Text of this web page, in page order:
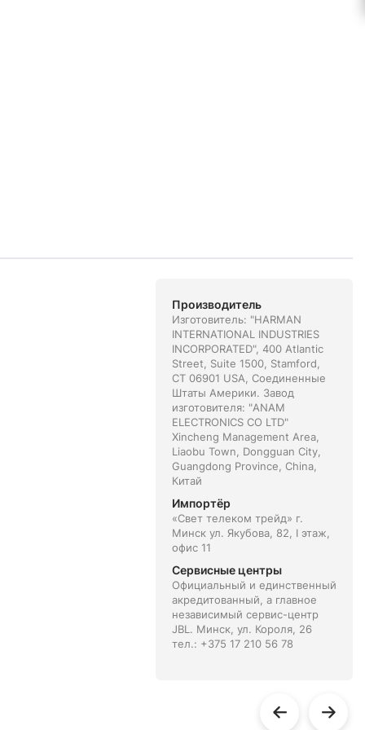
Производитель
Изготовитель: "HARMAN
INTERNATIONAL INDUSTRIES
INCORPORATED", 400 Atlantic
Street, Suite 1500, Stamford,
CT 06901 USA, Соединенные
Штаты Америки. Завод
изготовителя: "ANAM
ELECTRONICS CO LTD"
Хincheng Management Area,
Liaobu Town, Dongguan City,
Guangdong Province, China,
Китай
Импортёр
«Свет телеком трейд» г.
Минск ул. Якубова, 82, I этаж,
офис 11
Сервисные центры
Официальный и единственный
акредитованный, а главное
независимый сервис-центр
JBL. Минск, ул. Короля, 26
тел.: +375 17 210 56 78